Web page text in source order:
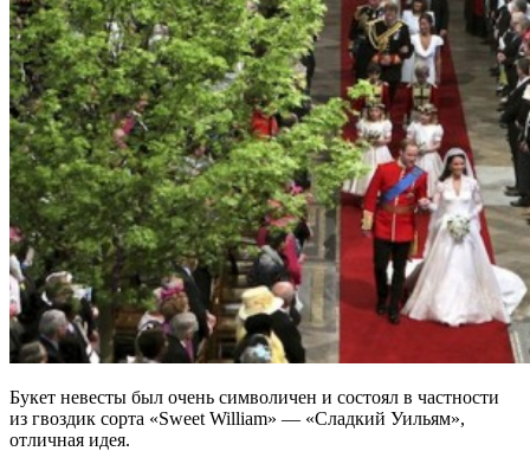
Букет невесты был очень символичен и состоял в частности
из гвоздик сорта «Sweet William» — «Сладкий Уильям»,
отличная идея.